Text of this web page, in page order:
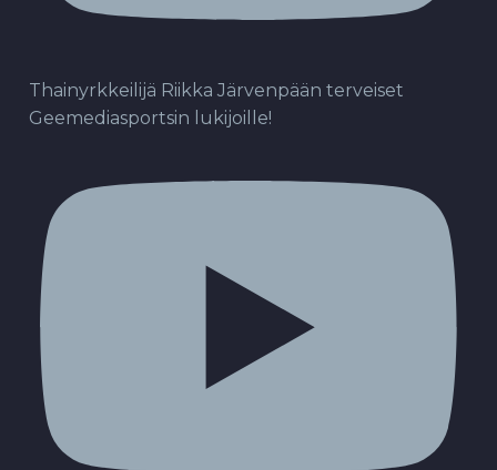
Thainyrkkeilijä Riikka Järvenpään terveiset
Geemediasportsin lukijoille!